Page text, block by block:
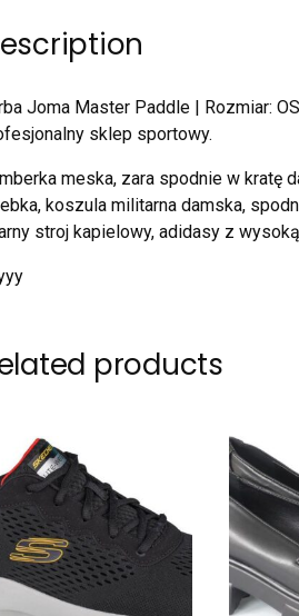
Joma Master Paddle | Rozmiar:
sklep sportowy.
meska, zara spodnie w kratę
koszula militarna damska,
stroj kapielowy, adidasy z
products